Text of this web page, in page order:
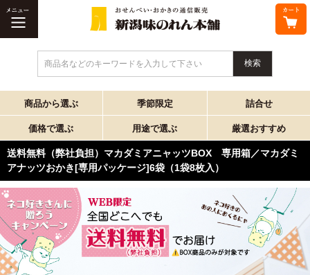
商品名などのキーワードを入力して下さい
商品から選ぶ 季節限定 詰合せ
価格で選ぶ 用途で選ぶ 厳選おすすめ
送料無料（弊社負担）マカダミアニャッツBOX 専用箱／マカダミ
アナッツおかき[専用パッケージ]6袋（1袋8枚入）